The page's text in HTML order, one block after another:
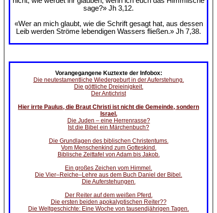
sage?» Jh 3,12.
«Wer an mich glaubt, wie die Schrift gesagt hat, aus dessen
Leib werden Ströme lebendigen Wassers fließen.» Jh 7,38.
Vorangegangene Kuztexte der Infobox:
Die neutestamentliche Wiedergeburt in der Auferstehung.
Die göttliche Dreieinigkeit.
Der Antichrist
Hier irrte Paulus, die Braut Christi ist nicht die Gemeinde, sondern
Israel.
Die Juden – eine Herrenrasse?
Ist die Bibel ein Märchenbuch?
Die Grundlagen des biblischen Christentums.
Vom Menschenkind zum Gotteskind.
Biblische Zeittafel von Adam bis Jakob.
Ein großes Zeichen vom Himmel.
Die Vier–Reiche–Lehre aus dem Buch Daniel der Bibel.
Die Auferstehungen.
Der Reiter auf dem weißen Pferd.
Die ersten beiden apokalyptischen Reiter??
Die Weltgeschichte: Eine Woche von tausendjährigen Tagen.